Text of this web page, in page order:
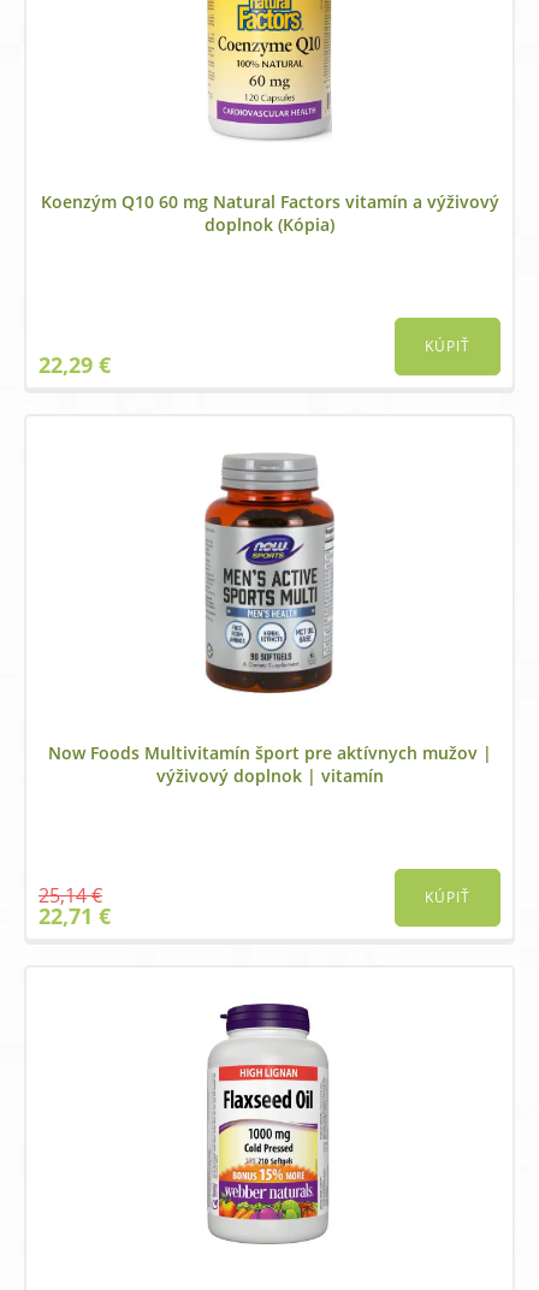
Koenzým Q10 60 mg Natural Factors vitamín a výživový
doplnok (Kópia)
22,29 €
KÚPIŤ
Now Foods Multivitamín šport pre aktívnych mužov |
výživový doplnok | vitamín
25,14€
Original
price
22,71 €Current
price
KÚPIŤ